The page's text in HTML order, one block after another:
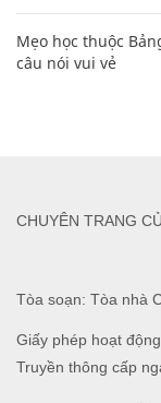
Mẹo học thuộc
câu nói vui vẻ
Tòa soạn: Tòa nhà
Giấy phép hoạt
Truyền thông cấp
CHUYÊN TRANG